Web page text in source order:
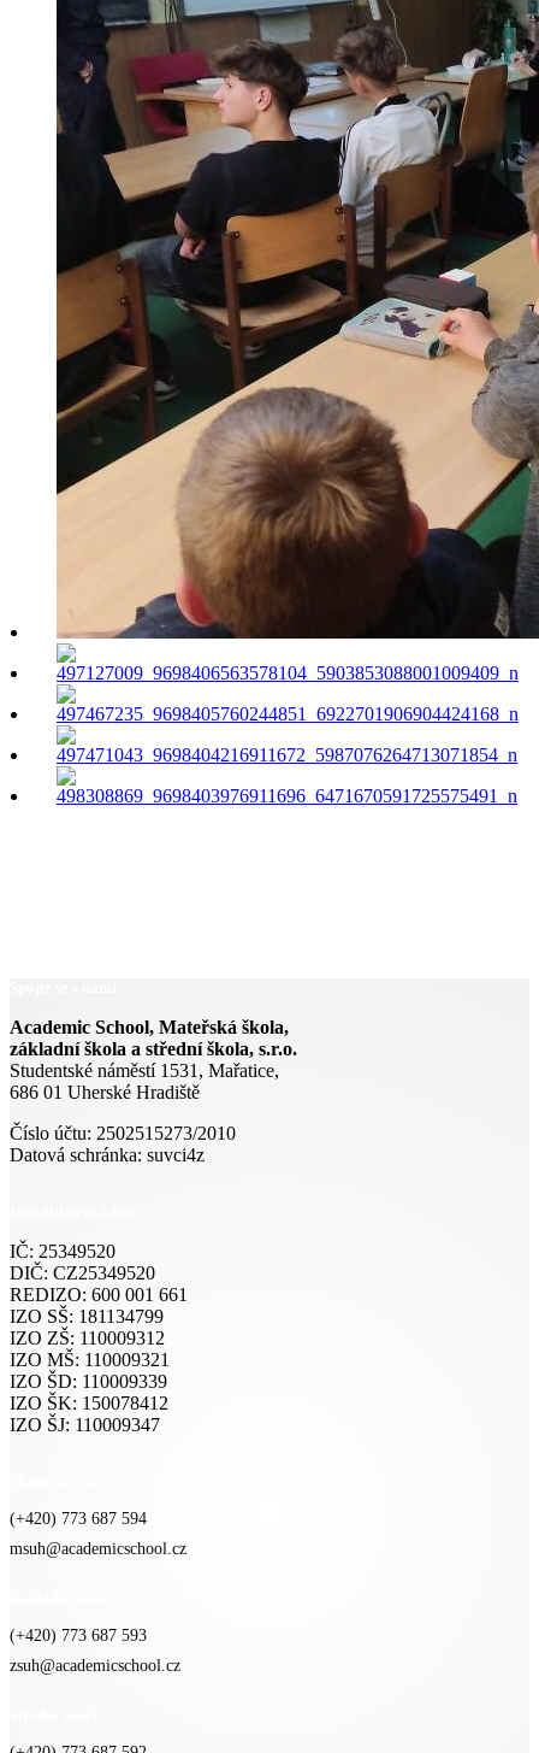
Academic School, Mateřská škola,
základní škola a střední škola, s.r.o.
Studentské náměstí 1531, Mařatice,
686 01 Uherské Hradiště
Číslo účtu: 2502515273/2010
Datová schránka: suvci4z
IČ: 25349520
DIČ: CZ25349520
REDIZO: 600 001 661
IZO SŠ: 181134799
IZO ZŠ: 110009312
IZO MŠ: 110009321
IZO ŠD: 110009339
IZO ŠK: 150078412
IZO ŠJ: 110009347
(+420) 773 687 594
msuh@academicschool.cz
(+420) 773 687 593
zsuh@academicschool.cz